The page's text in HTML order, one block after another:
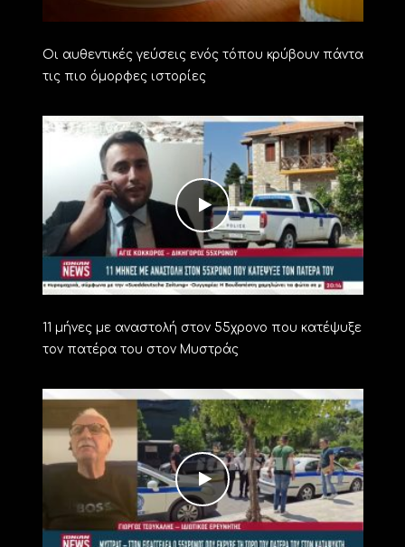
Οι αυθεντικές γεύσεις ενός τόπου κρύβουν πάντα
τις πιο όμορφες ιστορίες
11 μήνες με αναστολή στον 55χρονο που κατέψυξε
τον πατέρα του στον Μυστράς